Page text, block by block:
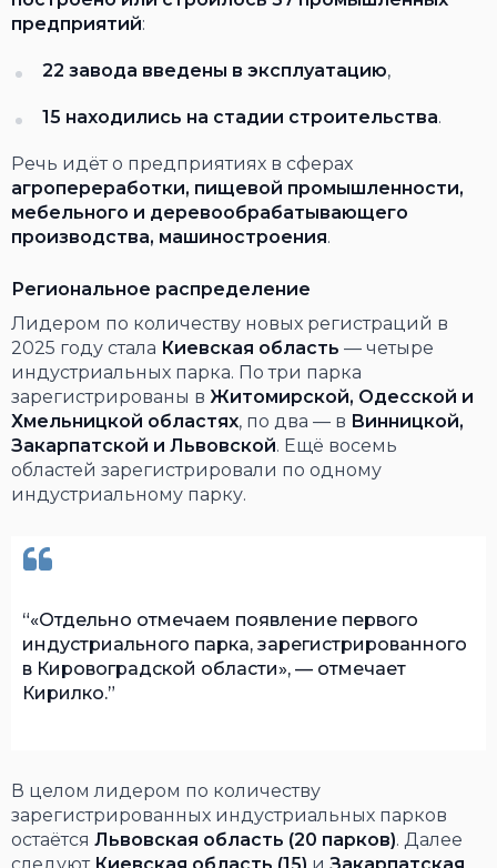
предприятий:
22 завода введены в эксплуатацию,
15 находились на стадии строительства.
Речь идёт о предприятиях в сферах
агропереработки, пищевой промышленности,
мебельного и деревообрабатывающего
производства, машиностроения.
Региональное распределение
Лидером по количеству новых регистраций в
2025 году стала Киевская область — четыре
индустриальных парка. По три парка
зарегистрированы в Житомирской, Одесской и
Хмельницкой областях, по два — в Винницкой,
Закарпатской и Львовской. Ещё восемь
областей зарегистрировали по одному
индустриальному парку.
«Отдельно отмечаем появление первого
индустриального парка, зарегистрированного
в Кировоградской области», — отмечает
Кирилко.
В целом лидером по количеству
зарегистрированных индустриальных парков
остаётся Львовская область (20 парков). Далее
следуют Киевская область (15) и Закарпатская